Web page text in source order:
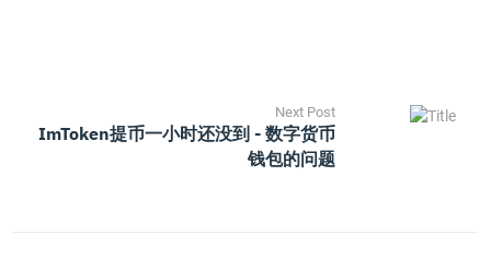
Next Post
ImToken提币一小时还没到 - 数字货币
钱包的问题